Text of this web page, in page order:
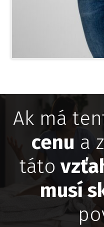
Ak má
cenu a
táto
musí